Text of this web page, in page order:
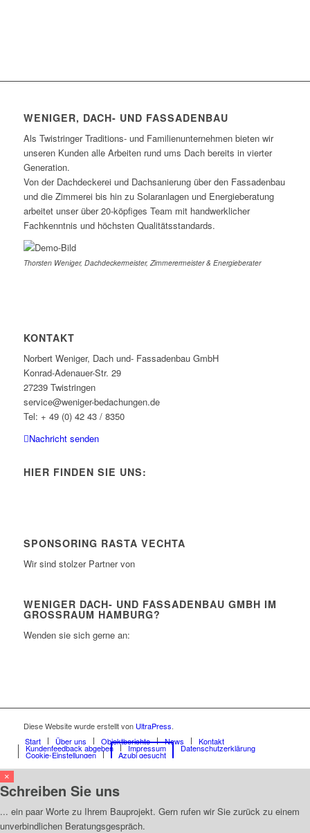
WENIGER, DACH- UND FASSADENBAU
Als Twistringer Traditions- und Familienunternehmen bieten wir
unseren Kunden alle Arbeiten rund ums Dach bereits in vierter
Generation.
Von der Dachdeckerei und Dachsanierung über den Fassadenbau
und die Zimmerei bis hin zu Solaranlagen und Energieberatung
arbeitet unser über 20-köpfiges Team mit handwerklicher
Fachkenntnis und höchsten Qualitätsstandards.
Thorsten Weniger, Dachdeckermeister, Zimmerermeister & Energieberater
KONTAKT
Norbert Weniger, Dach und- Fassadenbau GmbH
Konrad-Adenauer-Str. 29
27239 Twistringen
service@weniger-bedachungen.de
Tel: + 49 (0) 42 43 / 8350
Nachricht senden
HIER FINDEN SIE UNS:
SPONSORING RASTA VECHTA
Wir sind stolzer Partner von
WENIGER DACH- UND FASSADENBAU GMBH IM
GROSSRAUM HAMBURG?
Wenden sie sich gerne an:
Diese Website wurde erstellt von UltraPress.
Start
Über uns Objektberichte News Kontakt
Kundenfeedback abgeben Impressum Datenschutzerklärung
Cookie-Einstellungen Azubi gesucht
×
Schreiben Sie uns
... ein paar Worte zu Ihrem Bauprojekt. Gern rufen wir Sie zurück zu einem
unverbindlichen Beratungsgespräch.